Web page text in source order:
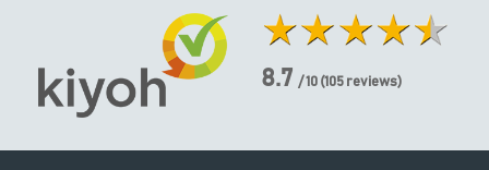
8.7 / 10 (105 reviews)